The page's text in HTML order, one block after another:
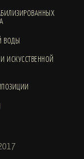
ВОДЫ
ИСКУССТВЕННОЙ